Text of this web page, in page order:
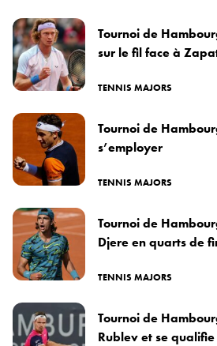
Tournoi de
sur le fil face à
TENNIS MAJORS
Tournoi de
s’employer
TENNIS MAJORS
Tournoi de
Djere en quarts de
TENNIS MAJORS
Tournoi de
Rublev et se